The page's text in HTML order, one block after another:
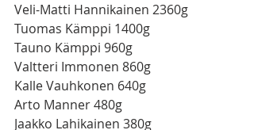
Veli-Matti Hannikainen 2360g
Tuomas Kämppi 1400g
Tauno Kämppi 960g
Valtteri Immonen 860g
Kalle Vauhkonen 640g
Arto Manner 480g
Jaakko Lahikainen 380g